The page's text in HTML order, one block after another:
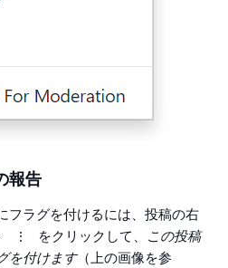
報告
フラグを付けるには、投稿の右
⋮ をクリックして、 この投稿
を付けます（上の画像を参